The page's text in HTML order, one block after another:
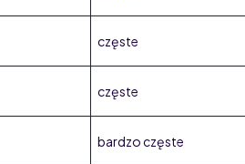
częste
częste
bardzo częste